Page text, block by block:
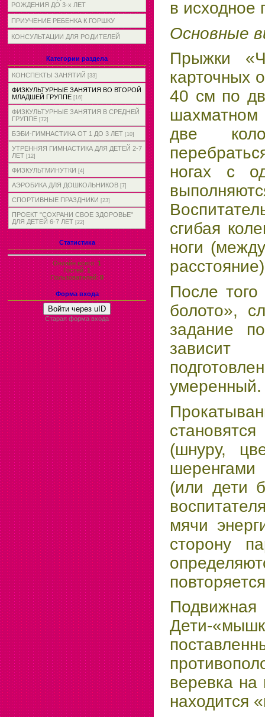
РОЖДЕНИЯ ДО 3-х ЛЕТ
ПРИУЧЕНИЕ РЕБЕНКА К ГОРШКУ
КОНСУЛЬТАЦИИ ДЛЯ РОДИТЕЛЕЙ
Категории раздела
КОНСПЕКТЫ ЗАНЯТИЙ [33]
ФИЗКУЛЬТУРНЫЕ ЗАНЯТИЯ ВО ВТОРОЙ
МЛАДШЕЙ ГРУППЕ [16]
ФИЗКУЛЬТУРНЫЕ ЗАНЯТИЯ В СРЕДНЕЙ
ГРУППЕ [72]
БЭБИ-ГИМНАСТИКА ОТ 1 ДО 3 ЛЕТ [10]
УТРЕННЯЯ ГИМНАСТИКА ДЛЯ ДЕТЕЙ 2-7
ЛЕТ [12]
ФИЗКУЛЬТМИНУТКИ [4]
АЭРОБИКА ДЛЯ ДОШКОЛЬНИКОВ [7]
СПОРТИВНЫЕ ПРАЗДНИКИ [23]
ПРОЕКТ "СОХРАНИ СВОЕ ЗДОРОВЬЕ"
ДЛЯ ДЕТЕЙ 6-7 ЛЕТ [22]
Статистика
Онлайн всего:1
Гостей:1
Пользователей:0
Форма входа
Войти через uID
Старая форма входа
в исходное
Основные
Прыжки
карточных
40 см по
шахматном
две
ногах с
сгибая
ноги
После
болото»,
задание
умеренный.
(шнуру,
(или дети
мячи
сторону
Дети-
веревка
находится